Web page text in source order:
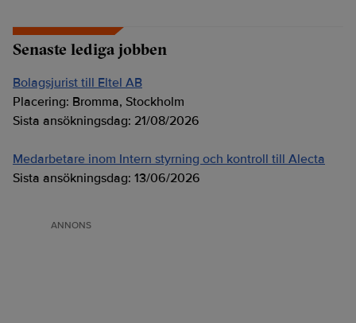
Senaste lediga jobben
Bolagsjurist till Eltel AB
Placering: Bromma, Stockholm
Sista ansökningsdag: 21/08/2026
Medarbetare inom Intern styrning och kontroll till Alecta
Sista ansökningsdag: 13/06/2026
ANNONS